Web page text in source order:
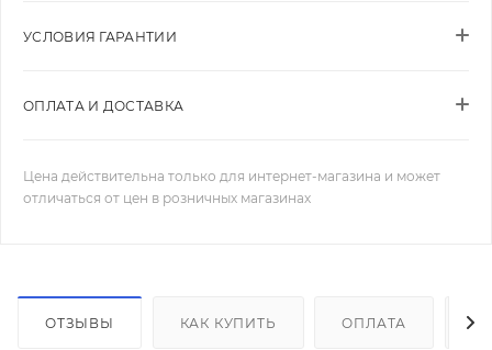
УСЛОВИЯ ГАРАНТИИ
ОПЛАТА И ДОСТАВКА
Цена действительна только для интернет-магазина и может
отличаться от цен в розничных магазинах
ОТЗЫВЫ КАК КУПИТЬ ОПЛАТА